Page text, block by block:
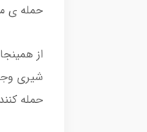
حمله ی
شیری
حمله